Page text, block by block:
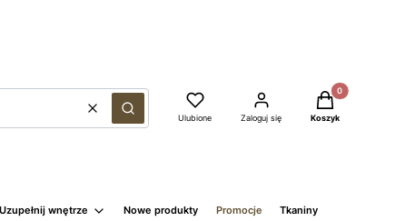
WyczyśćSzukaj Ulubione Zaloguj się
Produkty w
Koszyk
Uzupełnij wnętrze Nowe produkty Promocje Tkaniny